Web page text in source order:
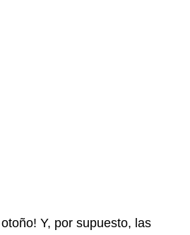
Y, por supuesto, las